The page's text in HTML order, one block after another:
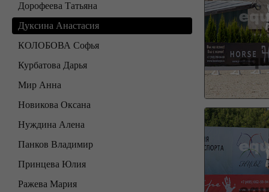
Дорофеева Татьяна
Дуксина Анастасия
КОЛОБОВА Софья
Курбатова Дарья
Мир Анна
Новикова Оксана
Нуждина Алена
Панков Владимир
Принцева Юлия
Ражева Мария